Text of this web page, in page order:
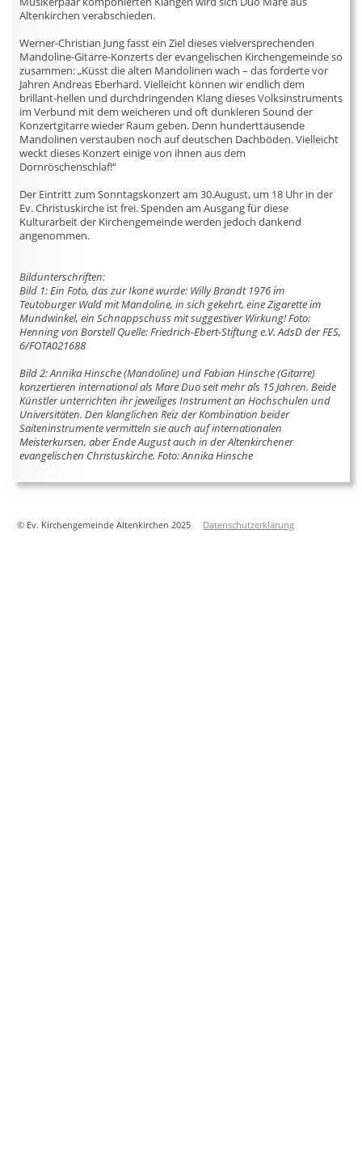
Altenkirchen verabschieden.
Werner-Christian Jung fasst ein Ziel dieses vielversprechenden
Mandoline-Gitarre-Konzerts der evangelischen Kirchengemeinde so
zusammen: „Küsst die alten Mandolinen wach – das forderte vor
Jahren Andreas Eberhard. Vielleicht können wir endlich dem
brillant-hellen und durchdringenden Klang dieses Volksinstruments
im Verbund mit dem weicheren und oft dunkleren Sound der
Konzertgitarre wieder Raum geben. Denn hunderttausende
Mandolinen verstauben noch auf deutschen Dachböden. Vielleicht
weckt dieses Konzert einige von ihnen aus dem
Dornröschenschlaf!“
Der Eintritt zum Sonntagskonzert am 30.August, um 18 Uhr in der
Ev. Christuskirche ist frei. Spenden am Ausgang für diese
Kulturarbeit der Kirchengemeinde werden jedoch dankend
angenommen.
Bildunterschriften:
Bild 1: Ein Foto, das zur Ikone wurde: Willy Brandt 1976 im
Teutoburger Wald mit Mandoline, in sich gekehrt, eine Zigarette im
Mundwinkel, ein Schnappschuss mit suggestiver Wirkung! Foto:
Henning von Borstell Quelle: Friedrich-Ebert-Stiftung e.V. AdsD der FES,
6/FOTA021688
Bild 2: Annika Hinsche (Mandoline) und Fabian Hinsche (Gitarre)
konzertieren international als Mare Duo seit mehr als 15 Jahren. Beide
Künstler unterrichten ihr jeweiliges Instrument an Hochschulen und
Universitäten. Den klanglichen Reiz der Kombination beider
Saiteninstrumente vermitteln sie auch auf internationalen
Meisterkursen, aber Ende August auch in der Altenkirchener
evangelischen Christuskirche. Foto: Annika Hinsche
© Ev. Kirchengemeinde Altenkirchen 2025 Datenschutzerklärung